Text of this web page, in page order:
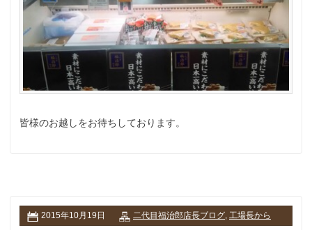
皆様のお越しをお待ちしております。
2015年10月19日 二代目福治郎店長ブログ, 工場長から